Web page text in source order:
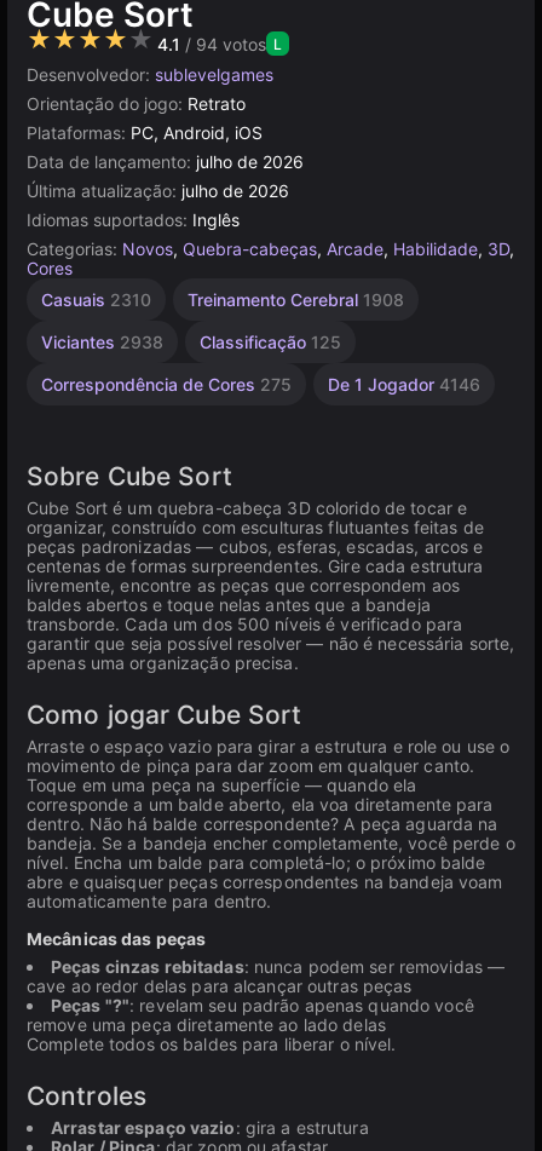
Cube Sort
★★★★★ 4.1 / 94 votos L
Desenvolvedor: sublevelgames
Orientação do jogo: Retrato
Plataformas: PC, Android, iOS
Data de lançamento: julho de 2026
Última atualização: julho de 2026
Idiomas suportados: Inglês
Categorias: Novos, Quebra-cabeças, Arcade, Habilidade, 3D,
Cores
Casuais 2310 Treinamento Cerebral 1908
Viciantes 2938 Classificação 125
Correspondência de Cores 275 De 1 Jogador 4146
Aventura
255
Sobre Cube Sort
Cube Sort é um quebra-cabeça 3D colorido de tocar e
organizar, construído com esculturas flutuantes feitas de
peças padronizadas — cubos, esferas, escadas, arcos e
centenas de formas surpreendentes. Gire cada estrutura
livremente, encontre as peças que correspondem aos
baldes abertos e toque nelas antes que a bandeja
transborde. Cada um dos 500 níveis é verificado para
garantir que seja possível resolver — não é necessária sorte,
apenas uma organização precisa.
Como jogar Cube Sort
Arraste o espaço vazio para girar a estrutura e role ou use o
movimento de pinça para dar zoom em qualquer canto.
Toque em uma peça na superfície — quando ela
corresponde a um balde aberto, ela voa diretamente para
dentro. Não há balde correspondente? A peça aguarda na
bandeja. Se a bandeja encher completamente, você perde o
nível. Encha um balde para completá-lo; o próximo balde
abre e quaisquer peças correspondentes na bandeja voam
automaticamente para dentro.
Mecânicas das peças
Peças cinzas rebitadas: nunca podem ser removidas —
cave ao redor delas para alcançar outras peças
Peças "?": revelam seu padrão apenas quando você
remove uma peça diretamente ao lado delas
Complete todos os baldes para liberar o nível.
Controles
Arrastar espaço vazio: gira a estrutura
Rolar / Pinça: dar zoom ou afastar